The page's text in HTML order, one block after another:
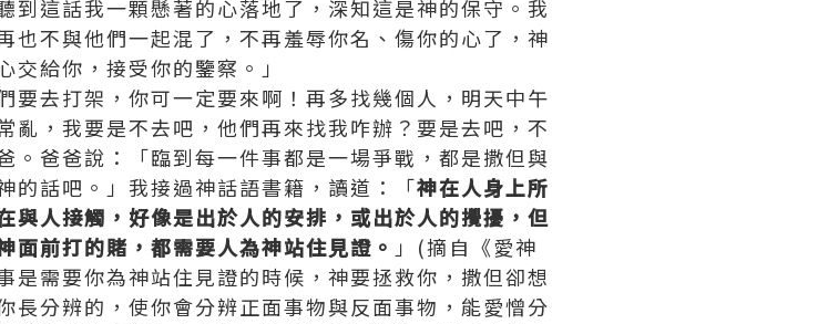
到這話我一顆懸著的心落地了，深知這是神的保守。我
也不與他們一起混了，不再羞辱你名、傷你的心了，神
給你，接受你的鑒察。」
要去打架，你可一定要來啊！再多找幾個人，明天中午
亂，我要是不去吧，他們再來找我咋辦？要是去吧，不
。爸爸說：「臨到每一件事都是一場爭戰，都是撒但與
的話吧。」我接過神話語書籍，讀道：「神在人身上所
與人接觸，好像是出於人的安排，或出於人的攪擾，但
面前打的賭，都需要人為神站住見證 。 」(摘自《愛神
是需要你為神站住見證的時候，神要拯救你，撒但卻想
長分辨的，使你會分辨正面事物與反面事物，能愛憎分